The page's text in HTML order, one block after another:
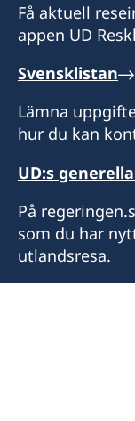
Honorärkonsul
Anita Jones
Få aktuell
appen UD
Svensklistan
Lämna
hur du kan
UD:s
På
som du har
utlandsresa.